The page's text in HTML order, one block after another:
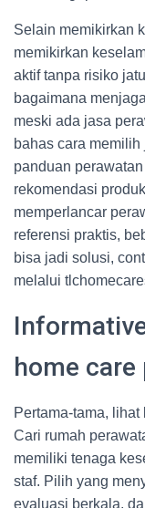
Selain memikirkan
memikirkan
aktif tanpa risiko
bagaimana
meski ada jasa
bahas cara
panduan
rekomendasi
memperlancar
referensi praktis,
bisa jadi solusi,
melalui
home
Pertama-tama,
Cari rumah
memiliki tenaga
staf. Pilih yang
evaluasi berkala,